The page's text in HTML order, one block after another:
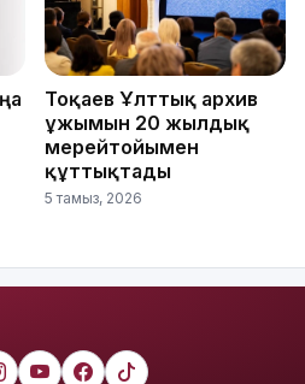
Тоқаев Ұлттық архив
ұжымын 20 жылдық
мерейтойымен
құттықтады
5 тамыз, 2026